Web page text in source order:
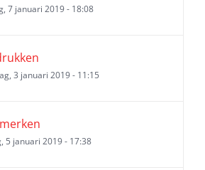
7 januari 2019 - 18:08
3 januari 2019 - 11:15
5 januari 2019 - 17:38